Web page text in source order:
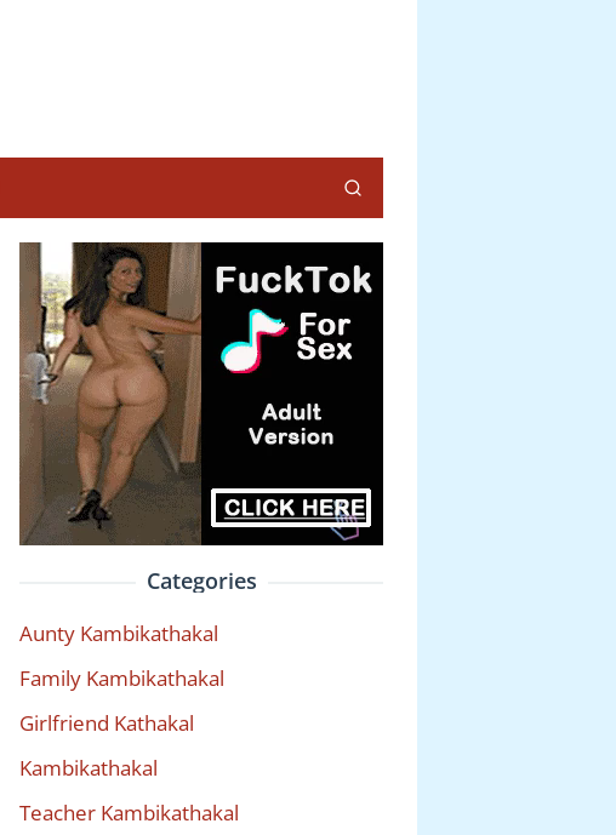
Categories
Aunty Kambikathakal
Family Kambikathakal
Girlfriend Kathakal
Kambikathakal
Teacher Kambikathakal